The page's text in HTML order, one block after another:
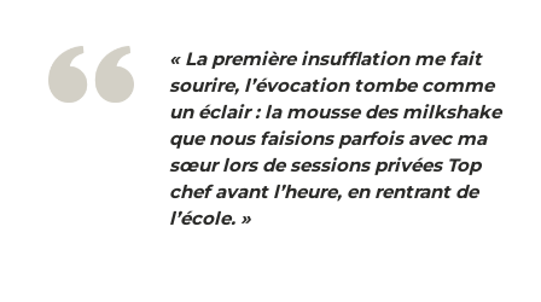
« La première insufflation me fait
sourire, l’évocation tombe comme
un éclair : la mousse des milkshake
que nous faisions parfois avec ma
sœur lors de sessions privées Top
chef avant l’heure, en rentrant de
l’école. »